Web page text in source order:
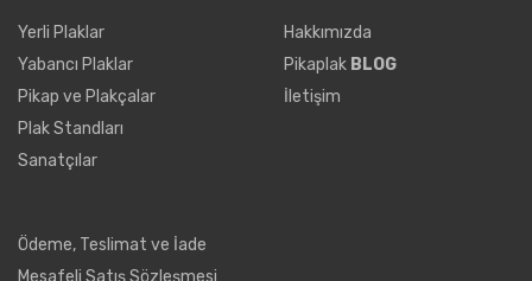
Yerli Plaklar
Yabancı Plaklar
Pikap ve Plakçalar
Plak Standları
Sanatçılar
Hakkımızda
Pikaplak BLOG
İletişim
Ödeme, Teslimat ve İade
Mesafeli Satış Sözleşmesi